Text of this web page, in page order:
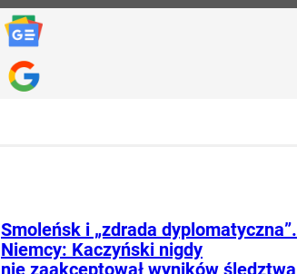
Smoleńsk i „zdrada dyplomatyczna”.
Niemcy: Kaczyński nigdy
nie zaakceptował wyników śledztwa